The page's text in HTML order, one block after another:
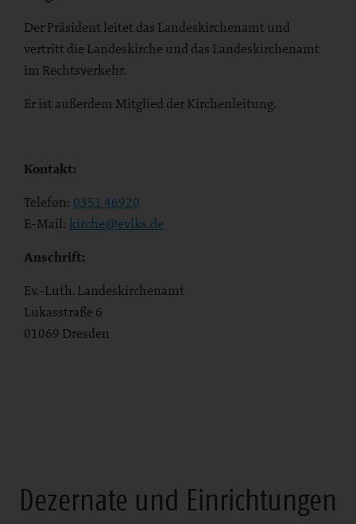
Der Präsident leitet das Landeskirchenamt und
vertritt die Landeskirche und das Landeskirchenamt
im Rechtsverkehr.
Er ist außerdem Mitglied der Kirchenleitung.
Kontakt:
Telefon: 0351 46920
E-Mail: kirche@evlks.de
Anschrift:
Ev.-Luth. Landeskirchenamt
Lukasstraße 6
01069 Dresden
Dezernate und Einrichtungen